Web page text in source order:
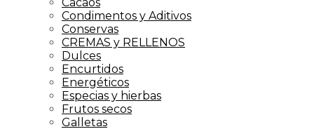
Condimentos y Aditivos
Conservas
CREMAS y RELLENOS
Dulces
Encurtidos
Energéticos
Especias y hierbas
Frutos secos
Galletas